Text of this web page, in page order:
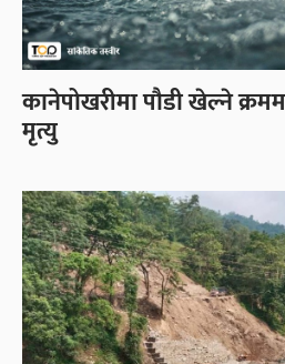
कानेपोखरीमा पौडी खेल्ने
मृत्यु